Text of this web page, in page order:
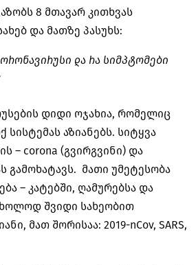
8 მთავარ კითხვას
და მათზე პასუხს:
და რა სიმპტომები
დიდი ოჯახია, რომელიც
აზიანებს. სიტყვა
– corona (გვირგვინი) და
გამოხატავს. მათი უმეტესობა
– კატებში, ღამურებსა და
შვიდი სახეობით
მათ შორისაა: 2019-nCov, SARS,